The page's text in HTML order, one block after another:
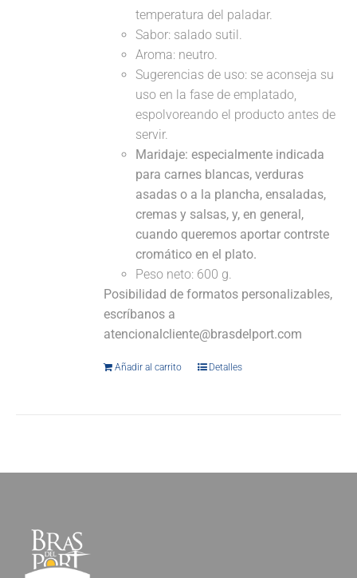
temperatura del paladar.
Sabor: salado sutil.
Aroma: neutro.
Sugerencias de uso: se aconseja su
uso en la fase de emplatado,
espolvoreando el producto antes de
servir.
Maridaje: especialmente indicada
para carnes blancas, verduras
asadas o a la plancha, ensaladas,
cremas y salsas, y, en general,
cuando queremos aportar contrste
cromático en el plato.
Peso neto: 600 g.
Posibilidad de formatos personalizables,
escríbanos a
atencionalcliente@brasdelport.com
Añadir al carrito Detalles